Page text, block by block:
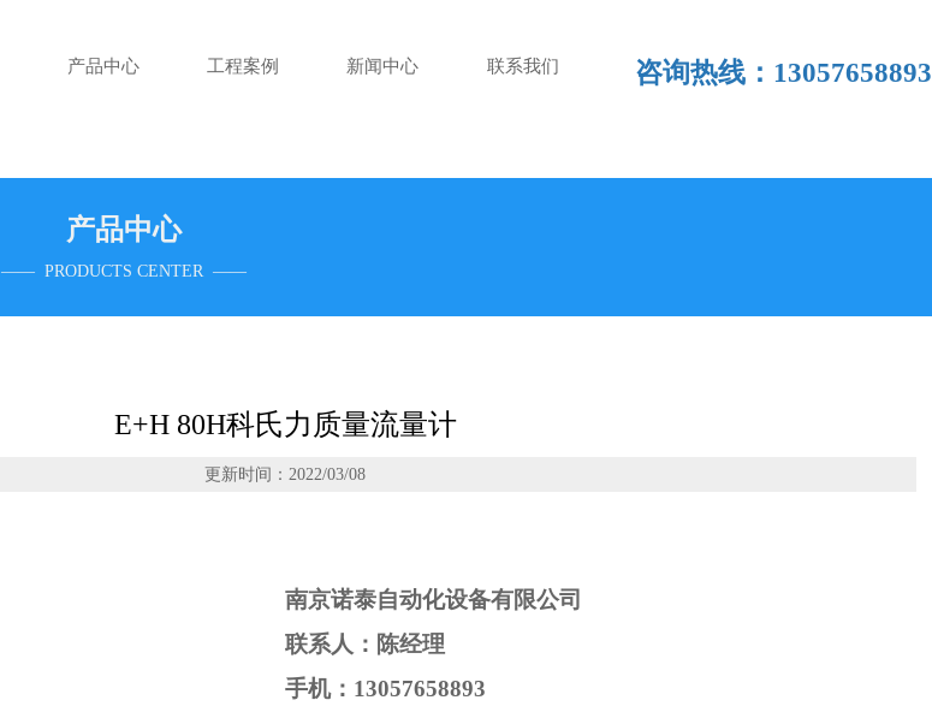
产品中心 工程案例 新闻中心 联系我们 咨询热线：13057658893
产品中心
—— PRODUCTS CENTER ——
E+H 80H科氏力质量流量计
更新时间：2022/03/08
南京诺泰自动化设备有限公司
联系人：陈经理
手机：13057658893